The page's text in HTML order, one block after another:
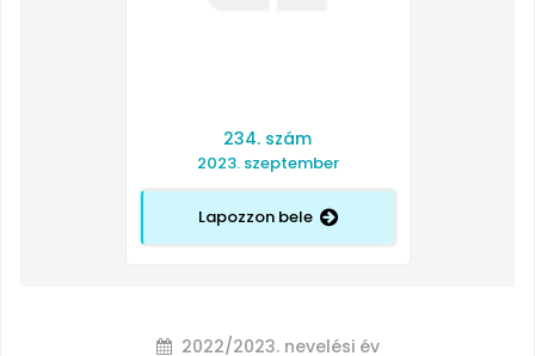
234. szám
2023. szeptember
Lapozzon bele
2022/2023. nevelési év